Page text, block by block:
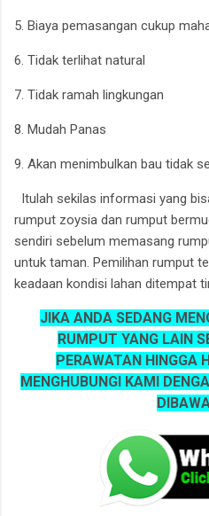
5. Biaya pemasangan cukup
6. Tidak terlihat natural
7. Tidak ramah lingkungan
8. Mudah Panas
9. Akan menimbulkan bau tidak
Itulah sekilas informasi yang
rumput zoysia dan rumput
sendiri sebelum memasang
untuk taman. Pemilihan rumput
keadaan kondisi lahan ditempat
JIKA ANDA SEDANG
RUMPUT YANG LAIN
PERAWATAN HINGGA
MENGHUBUNGI KAMI